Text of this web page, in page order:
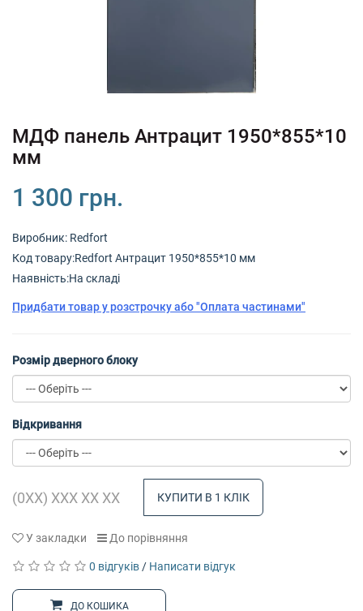
МДФ панель Антрацит 1950*855*10
мм
1 300 грн.
Виробник: Redfort
Код товару:Redfort Антрацит 1950*855*10 мм
Наявність:На складі
Придбати товар у розстрочку або "Оплата частинами"
Розмір дверного блоку
Відкривання
КУПИТИ В 1 КЛІК
У закладки До порівняння
0 відгуків / Написати відгук
ДО КОШИКА